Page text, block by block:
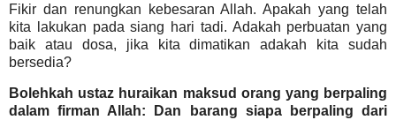
Fikir dan renungkan kebesaran Allah. Apakah yang telah
kita lakukan pada siang hari tadi. Adakah perbuatan yang
baik atau dosa, jika kita dimatikan adakah kita sudah
bersedia?
Bolehkah ustaz huraikan maksud orang yang berpaling
dalam firman Allah: Dan barang siapa berpaling dari